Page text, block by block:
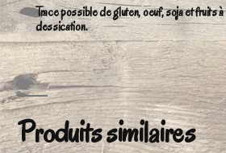
Trace possible de gluten, oeuf, soja et fruits
dessication.
Produits similaires